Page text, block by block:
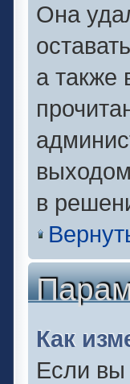
Она
а также
в
Как
Если вы